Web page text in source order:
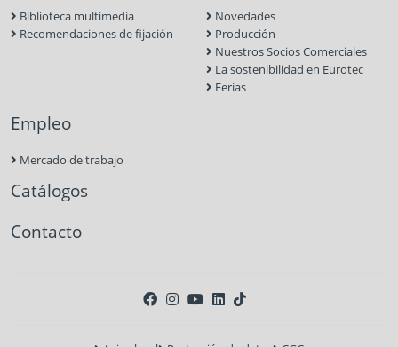
Biblioteca multimedia
Recomendaciones de fijación
Novedades
Producción
Nuestros Socios Comerciales
La sostenibilidad en Eurotec
Ferias
Empleo
Mercado de trabajo
Catálogos
Contacto